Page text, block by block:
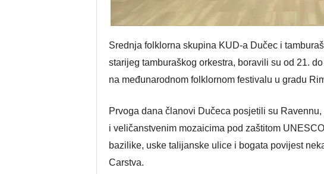
Srednja folklorna skupina KUD-a Dučec i
starijeg tamburaškog orkestra, boravili su od 21.
na međunarodnom folklornom festivalu u gradu
Prvoga dana članovi Dučeca posjetili su
i veličanstvenim mozaicima pod zaštitom
bazilike, uske talijanske ulice i bogata povijest
Carstva.